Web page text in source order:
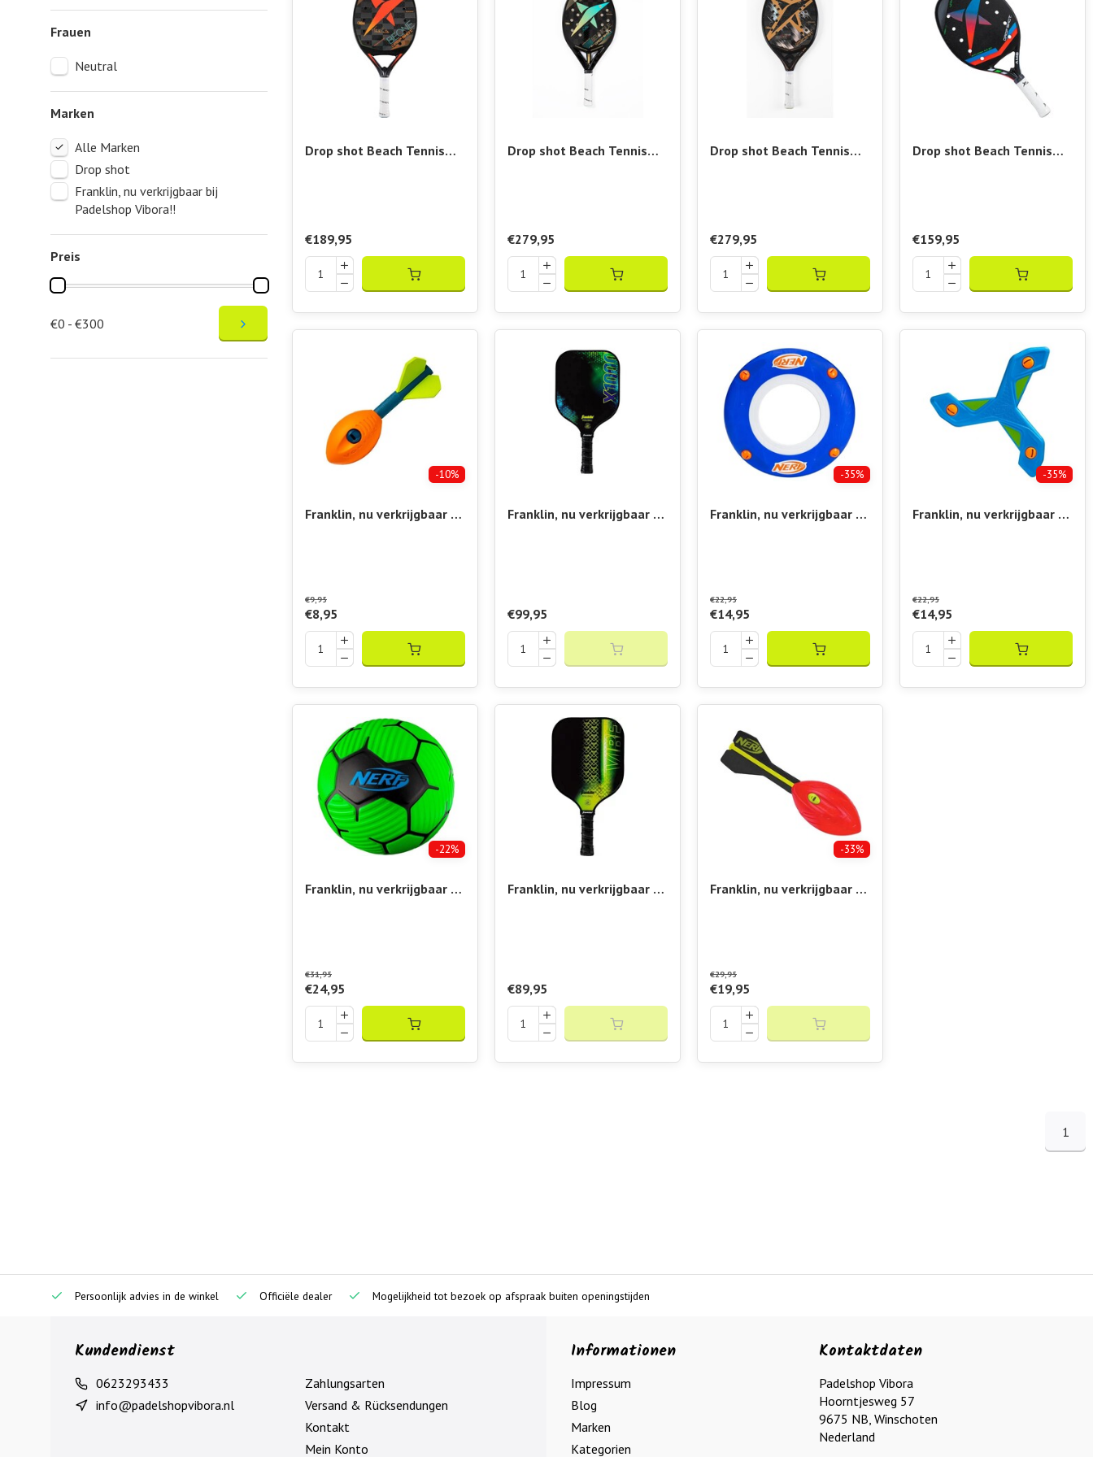
Frauen
Neutral
Marken
Alle Marken
Drop shot
Franklin, nu verkrijgbaar bij
Padelshop Vibora!!
Preis
€0 - €300
________________________
Baseball – Ob du für die Premier League trainierst oder sonntags mit Freunden Softball spielst, unsere Auswahl an
________________________________________
Nerf – Der einzige Krieg, über den Mama lachen wird
Unsere Nerf-Blaster, Darts und der dazugehörige Spaß bringen Action in Haus, Garten oder Büro. Perfekt für Kinder,
Beach-Tennis – Weil Sandspielen einfach Spaß macht
Unsere Beachtennisschläger und das dazugehörige Zubehör sind leicht, farbenfroh und vor allem: lustig.
Drop shot Beach Tennis
€189,95
Drop shot Beach Tennis
€279,95
Drop shot Beach Tennis
€279,95
Drop shot Beach Tennis
€159,95
-10%
Franklin, nu verkrijgbaar bij
€9,95
€8,95
Franklin, nu verkrijgbaar bij
€99,95
-35%
Franklin, nu verkrijgbaar bij
€22,95
€14,95
-35%
Franklin, nu verkrijgbaar bij
€22,95
€14,95
-22%
Franklin, nu verkrijgbaar bij
€31,95
€24,95
Franklin, nu verkrijgbaar bij
€89,95
-33%
Franklin, nu verkrijgbaar bij
€29,95
€19,95
1
Persoonlijk advies in de winkel Officiële dealer Mogelijkheid tot bezoek op afspraak buiten openingstijden
Kundendienst
0623293433
info@padelshopvibora.nl
Zahlungsarten
Versand & Rücksendungen
Kontakt
Mein Konto
Informationen
Impressum
Blog
Marken
Kategorien
Kontaktdaten
Padelshop Vibora
Hoorntjesweg 57
9675 NB, Winschoten
Nederland